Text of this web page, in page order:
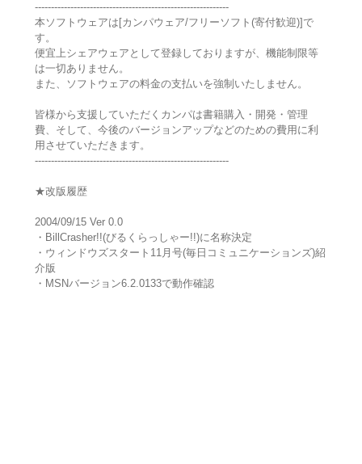
------------------------------------------------------------
本ソフトウェアは[カンパウェア/フリーソフト(寄付歓迎)]で
す。
便宜上シェアウェアとして登録しておりますが、機能制限等
は一切ありません。
また、ソフトウェアの料金の支払いを強制いたしません。
皆様から支援していただくカンパは書籍購入・開発・管理
費、そして、今後のバージョンアップなどのための費用に利
用させていただきます。
------------------------------------------------------------
★改版履歴
2004/09/15 Ver 0.0
・BillCrasher!!(びるくらっしゃー!!)に名称決定
・ウィンドウズスタート11月号(毎日コミュニケーションズ)紹
介版
・MSNバージョン6.2.0133で動作確認